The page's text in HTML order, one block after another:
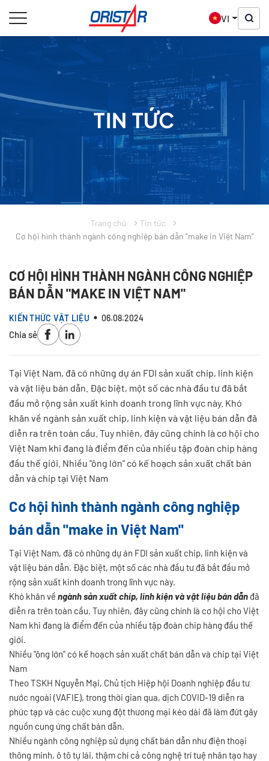
VI
TIN TỨC
Trang chủ
Tin tức
Cơ hội hình thành ngành công nghiệp bán dẫn "make in Việt Nam"
CƠ HỘI HÌNH THÀNH NGÀNH CÔNG NGHIỆP
BÁN DẪN "MAKE IN VIỆT NAM"
KIẾN THỨC VẬT LIỆU 06.08.2024
Chia sẻ
Tại Việt Nam, đã có những dự án FDI sản xuất chip, linh kiện
và vật liệu bán dẫn. Đặc biệt, một số các nhà đầu tư đã bắt
đầu mở rộng sản xuất kinh doanh trong lĩnh vực này. Khó
khăn về ngành sản xuất chip, linh kiện và vật liệu bán dẫn đã
diễn ra trên toàn cầu. Tuy nhiên, đây cũng chính là cơ hội cho
Việt Nam khi đang là điểm đến của nhiều tập đoàn chip hàng
đầu thế giới. Nhiều "ông lớn" có kế hoạch sản xuất chất bán
dẫn và chip tại Việt Nam
Cơ hội hình thành ngành công nghiệp
bán dẫn "make in Việt Nam"
Tại Việt Nam, đã có những dự án FDI sản xuất chip, linh kiện và
vật liệu bán dẫn. Đặc biệt, một số các nhà đầu tư đã bắt đầu mở
rộng sản xuất kinh doanh trong lĩnh vực này.
Khó khăn về ngành sản xuất chip, linh kiện và vật liệu bán dẫn đã
diễn ra trên toàn cầu. Tuy nhiên, đây cũng chính là cơ hội cho Việt
Nam khi đang là điểm đến của nhiều tập đoàn chip hàng đầu thế
giới.
Nhiều "ông lớn" có kế hoạch sản xuất chất bán dẫn và chip tại Việt
Nam
Theo TSKH Nguyễn Mại, Chủ tịch Hiệp hội Doanh nghiệp đầu tư
nước ngoài (VAFIE), trong thời gian qua, dịch COVID-19 diễn ra
phức tạp và các cuộc xung đột thương mại kéo dài đã làm đứt gãy
nguồn cung ứng chất bán dẫn.
Nhiều ngành công nghiệp sử dụng chất bán dẫn như điện thoại
thông minh, ô tô tự lái, thậm chí cả công nghệ trí tuệ nhân tạo hay